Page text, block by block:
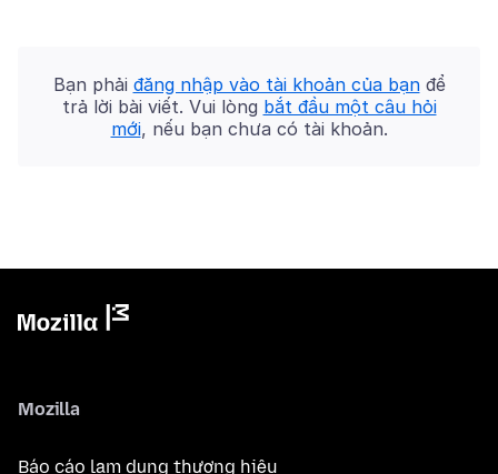
Bạn phải đăng nhập vào tài khoản của bạnđể
trả lời bài viết. Vui lòng bắt đầu một câu hỏi
mới, nếu bạn chưa có tài khoản.
Mozilla
Báo cáo lạm dụng thương hiệu